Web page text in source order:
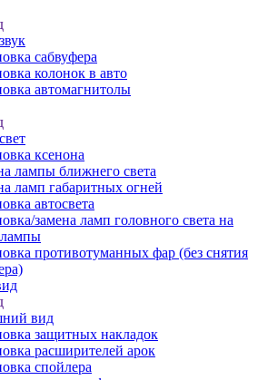
сабвуфера
колонок в авто
автомагнитолы
ксенона
лампы ближнего света
ламп габаритных огней
автосвета
замена ламп головного света на
противотуманных фар (без снятия
вид
защитных накладок
расширителей арок
спойлера